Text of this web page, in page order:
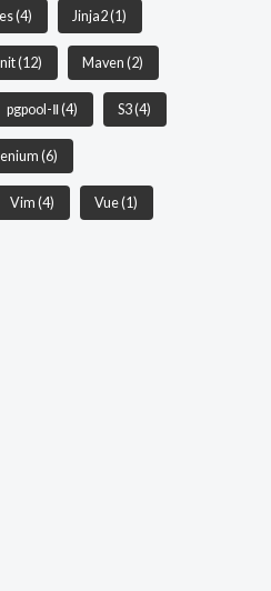
(4) Jinja2(1)
(12) Maven(2)
pgpool-Ⅱ(4) S3(4)
(6)
Vim(4) Vue(1)